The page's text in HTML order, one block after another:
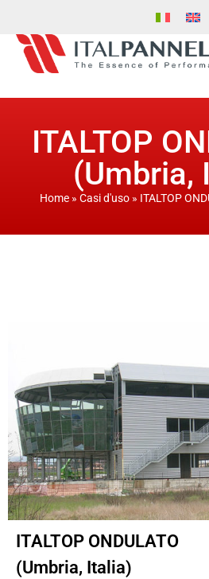
ITALTOP
(Umbria,
Home» Casi d'uso» ITALTOP
ITALTOP ONDULATO
(Umbria, Italia)